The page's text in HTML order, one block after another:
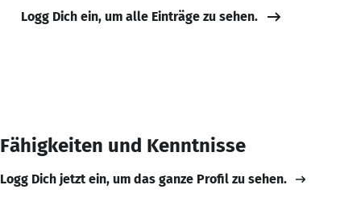
Logg Dich ein, um alle Einträge zu sehen.
Fähigkeiten und Kenntnisse
Logg Dich jetzt ein, um das ganze Profil zu sehen.